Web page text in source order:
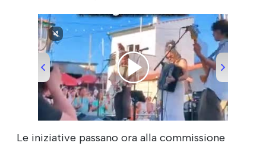
00:00/00:51
Le iniziative passano ora alla commissione